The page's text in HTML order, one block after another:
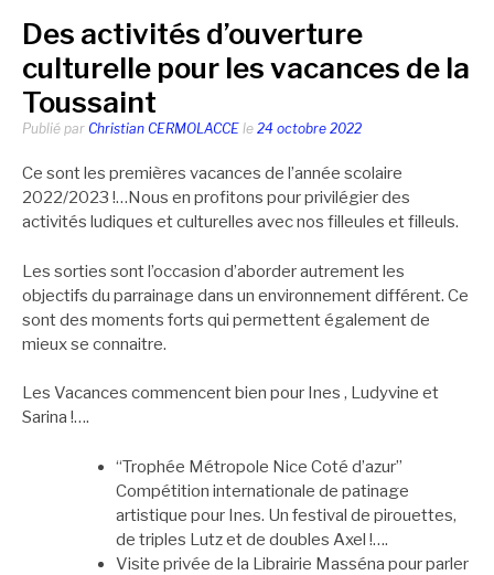
Des activités d’ouverture
culturelle pour les vacances de la
Toussaint
Publié par Christian CERMOLACCE le 24 octobre 2022
Ce sont les premières vacances de l’année scolaire
2022/2023 !…Nous en profitons pour privilégier des
activités ludiques et culturelles avec nos filleules et filleuls.
Les sorties sont l’occasion d’aborder autrement les
objectifs du parrainage dans un environnement différent. Ce
sont des moments forts qui permettent également de
mieux se connaitre.
Les Vacances commencent bien pour Ines , Ludyvine et
Sarina !….
“Trophée Métropole Nice Coté d’azur”
Compétition internationale de patinage
artistique pour Ines. Un festival de pirouettes,
de triples Lutz et de doubles Axel !….
Visite privée de la Librairie Masséna pour parler